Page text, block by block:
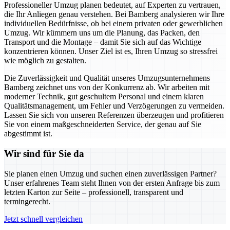
Professioneller Umzug planen bedeutet, auf Experten zu vertrauen,
die Ihr Anliegen genau verstehen. Bei Bamberg analysieren wir Ihre
individuellen Bedürfnisse, ob bei einem privaten oder gewerblichen
Umzug. Wir kümmern uns um die Planung, das Packen, den
Transport und die Montage – damit Sie sich auf das Wichtige
konzentrieren können. Unser Ziel ist es, Ihren Umzug so stressfrei
wie möglich zu gestalten.
Die Zuverlässigkeit und Qualität unseres Umzugsunternehmens
Bamberg zeichnet uns von der Konkurrenz ab. Wir arbeiten mit
moderner Technik, gut geschultem Personal und einem klaren
Qualitätsmanagement, um Fehler und Verzögerungen zu vermeiden.
Lassen Sie sich von unseren Referenzen überzeugen und profitieren
Sie von einem maßgeschneiderten Service, der genau auf Sie
abgestimmt ist.
Wir sind für Sie da
Sie planen einen Umzug und suchen einen zuverlässigen Partner?
Unser erfahrenes Team steht Ihnen von der ersten Anfrage bis zum
letzten Karton zur Seite – professionell, transparent und
termingerecht.
Jetzt schnell vergleichen